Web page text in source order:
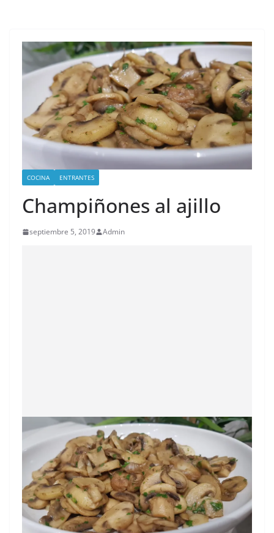
COCINA ENTRANTES
Champiñones al ajillo
septiembre 5, 2019 Admin